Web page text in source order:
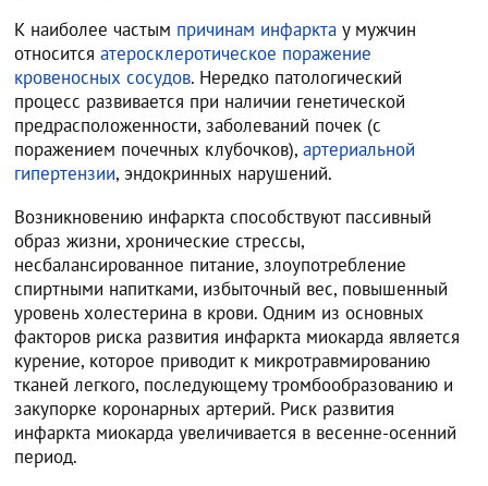
К наиболее частым причинам инфаркта у мужчин
относитсяатеросклеротическое поражение
кровеносных сосудов. Нередко патологический
процесс развивается при наличии генетической
предрасположенности, заболеваний почек (с
поражением почечных клубочков),артериальной
гипертензии, эндокринных нарушений.
Возникновению инфаркта способствуют пассивный
образ жизни, хронические стрессы,
несбалансированное питание, злоупотребление
спиртными напитками, избыточный вес, повышенный
уровень холестерина в крови. Одним из основных
факторов риска развития инфаркта миокарда является
курение, которое приводит к микротравмированию
тканей легкого, последующему тромбообразованию и
закупорке коронарных артерий. Риск развития
инфаркта миокарда увеличивается в весенне-осенний
период.